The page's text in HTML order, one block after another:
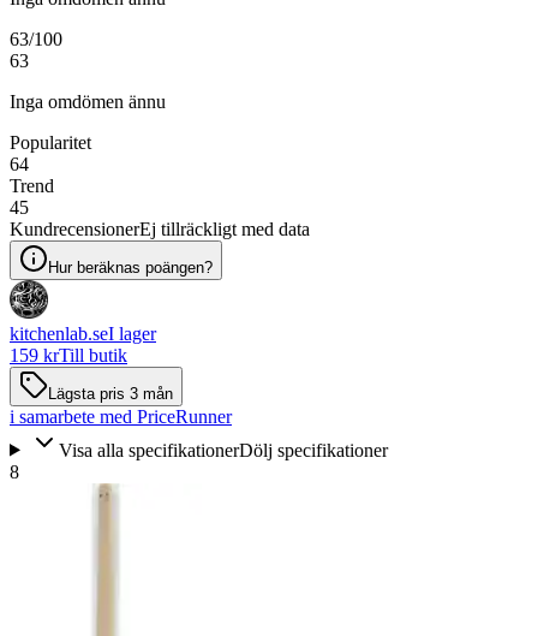
63/100
63
Inga omdömen ännu
Popularitet
64
Trend
45
KundrecensionerEj tillräckligt med data
Hur beräknas poängen?
kitchenlab.seI lager
159 krTill butik
Lägsta pris 3 mån
i samarbete med PriceRunner
Visa alla specifikationerDölj specifikationer
8